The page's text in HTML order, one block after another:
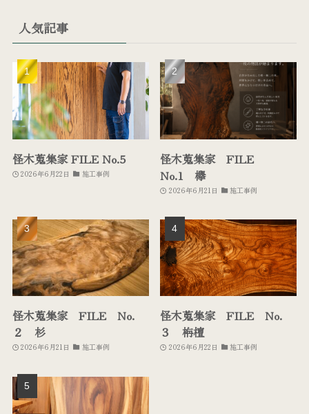
人気記事
怪木蒐集家 FILE No.5
2026年6月22日 施工事例
怪木蒐集家 FILE
No.1 欅
2026年6月21日 施工事例
怪木蒐集家 FILE No.
２ 杉
2026年6月21日 施工事例
怪木蒐集家 FILE No.
３ 栴檀
2026年6月22日 施工事例